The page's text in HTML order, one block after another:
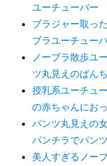
ユーチューバー
ブラジャー取っ
ブラユーチュー
ノーブラ散歩ユ
ツ丸見えのぱん
授乳系ユーチュ
の赤ちゃんにお
パンツ丸見えの
パンチラでパン
美人すぎるノー